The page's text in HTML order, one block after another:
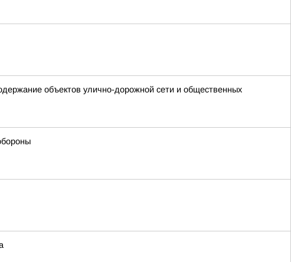
объектов улично-дорожной сети и общественных